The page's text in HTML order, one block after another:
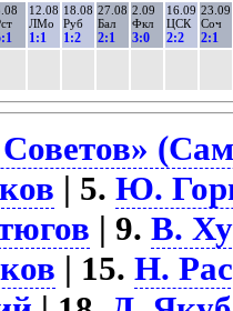
12.08
ЛМо
1:1
18.08
Руб
1:2
27.08
Бал
2:1
2.09
Фкл
3:0
16.09
ЦСК
2:2
23.09
Соч
2:1
| 5.Ю.
| 9.В.
| 15.Н.